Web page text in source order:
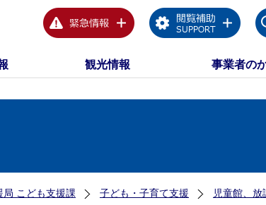
観光情報 事業者の
局 こども支援課 子ども・子育て支援
児童館、放